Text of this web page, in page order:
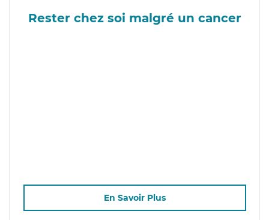
Rester chez soi malgré un cancer
En Savoir Plus